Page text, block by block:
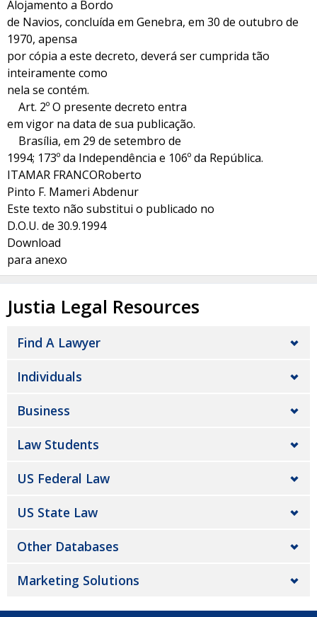
Alojamento a Bordo
de Navios, concluída em Genebra, em 30 de outubro de
1970, apensa
por cópia a este decreto, deverá ser cumprida tão
inteiramente como
nela se contém.
Art. 2º O presente decreto entra
em vigor na data de sua publicação.
Brasília, em 29 de setembro de
1994; 173º da Independência e 106º da República.
ITAMAR FRANCORoberto
Pinto F. Mameri Abdenur
Este texto não substitui o publicado no
D.O.U. de 30.9.1994
Download
para anexo
Justia Legal Resources
Find A Lawyer
Individuals
Business
Law Students
US Federal Law
US State Law
Other Databases
Marketing Solutions